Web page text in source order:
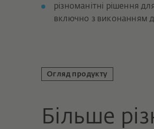
різноманітні рішення
включно з виконанням
Огляд продукту
Більше